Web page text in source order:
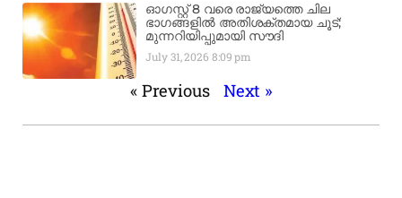
ഓഗസ്റ്റ് 8 വരെ രാജ്യത്തെ ചില
ഭാഗങ്ങളിൽ അതിശക്തമായ ചൂട്;
മുന്നറിയിപ്പുമായി സൗദി
July 31, 2026 8:09 pm
« Previous Next »